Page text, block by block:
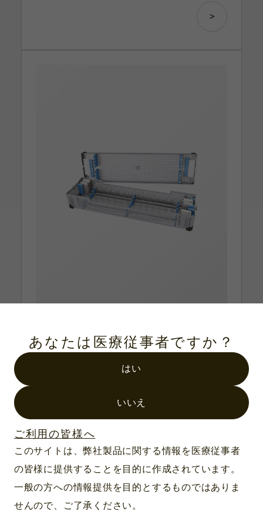
あなたは医療従事者ですか？
はい
いいえ
ご利用の皆様へ
このサイトは、弊社製品に関する情報を医療従事者
の皆様に提供することを目的に作成されています。
一般の方への情報提供を目的とするものではありま
せんので、ご了承ください。
ダビンチ Xi/X EndoWrist インストゥ
ルメント 3本用トレー
内寸：679×175×94mm
対応滅菌：プラズマ滅菌・オートクレーブ
（STERIS社）
材質：アルミニウム